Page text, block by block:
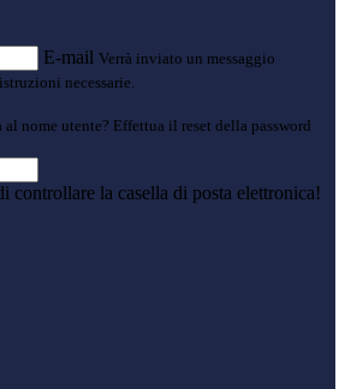
E-mail Verrà inviato un messaggio
necessarie.
nome utente? Effettua il reset della password
controllare la casella di posta elettronica!